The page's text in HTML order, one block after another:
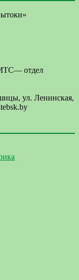
МТС— отдел
ул. Ленинская,